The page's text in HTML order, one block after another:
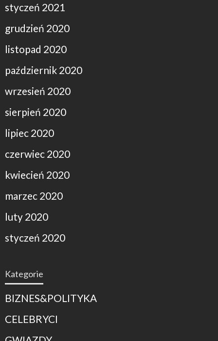
styczeń 2021
grudzień 2020
listopad 2020
październik 2020
wrzesień 2020
sierpień 2020
lipiec 2020
czerwiec 2020
kwiecień 2020
marzec 2020
luty 2020
styczeń 2020
Kategorie
BIZNES&POLITYKA
CELEBRYCI